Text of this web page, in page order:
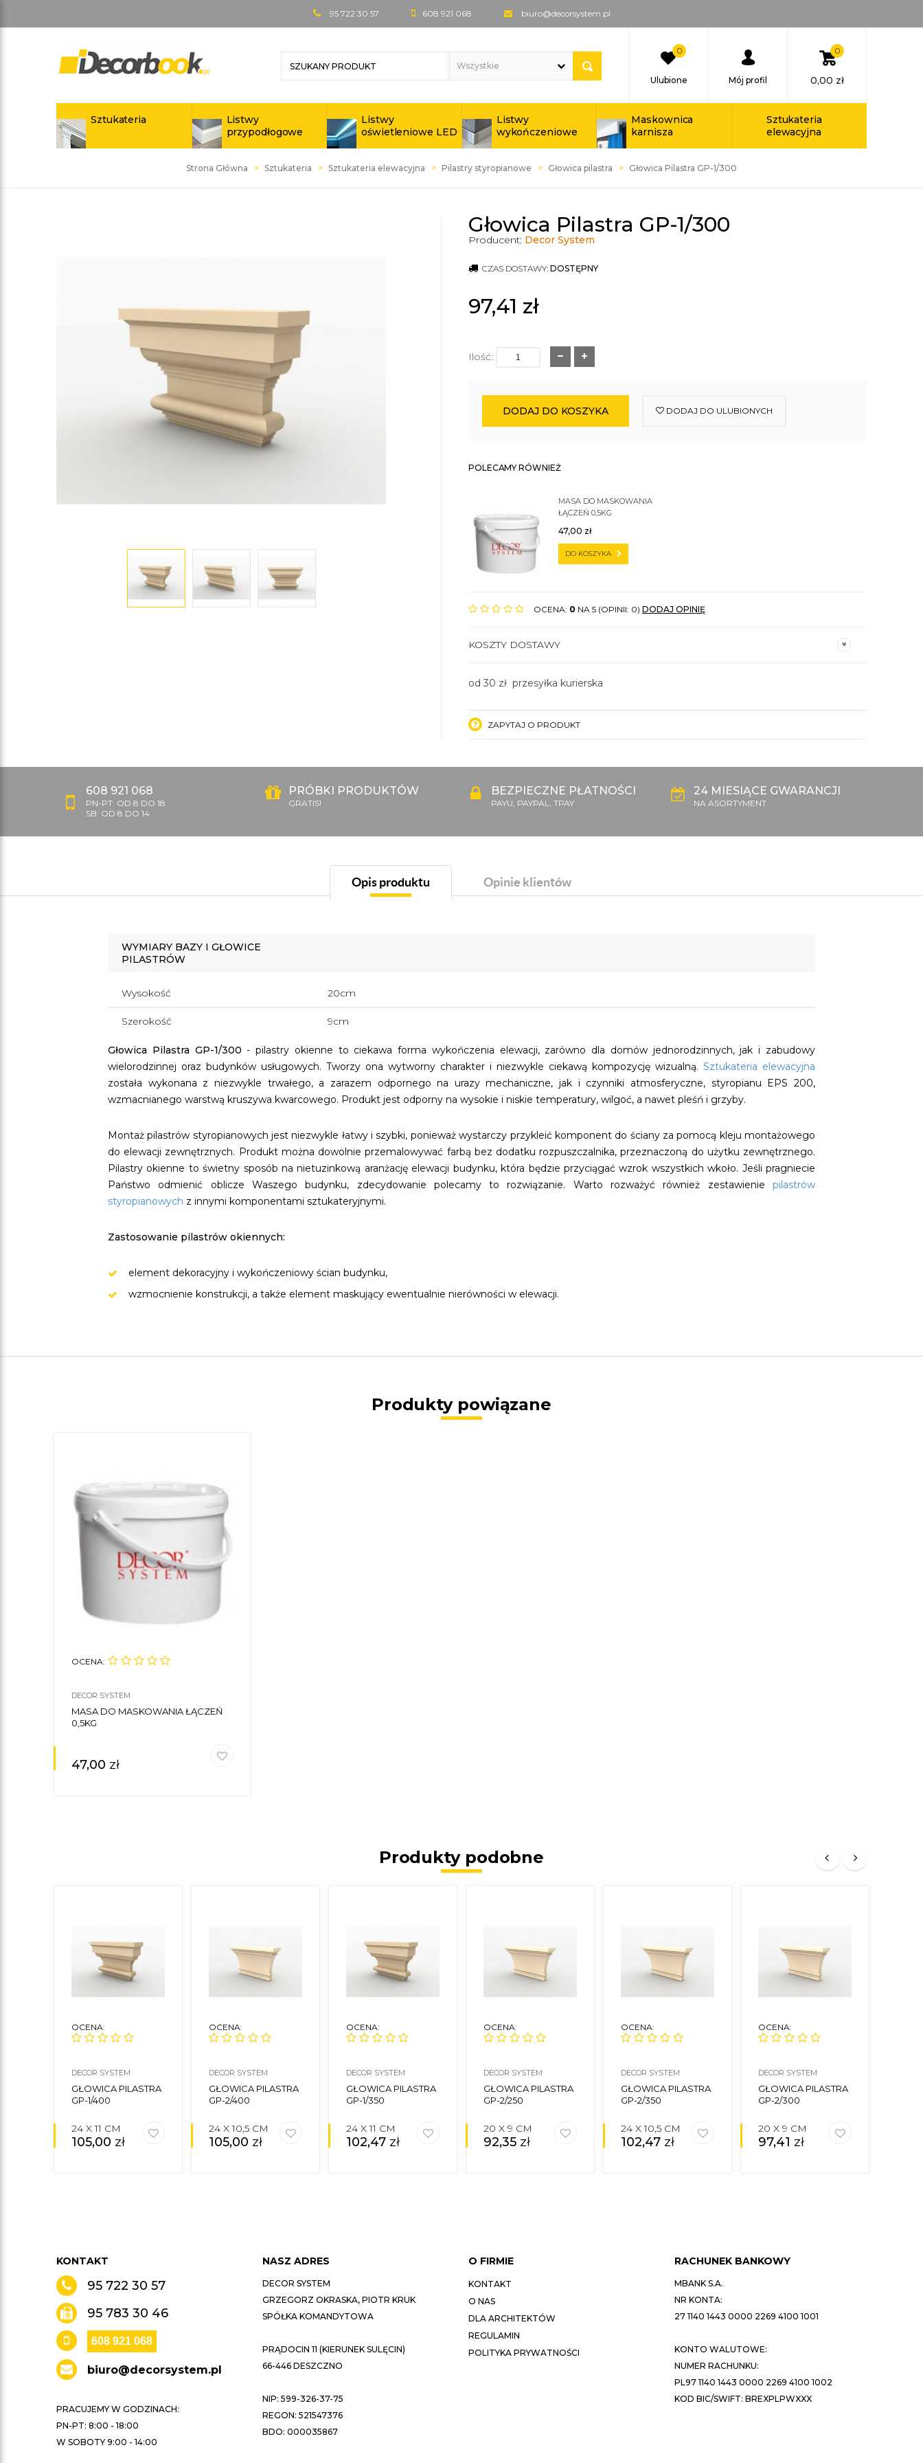
95 722 30 57 608 921 068 biuro@decorsystem.pl
0
Ulubione Mój profil
0
0,00 zł
Sztukateria
Listwy
przypodłogowe
Listwy
oświetleniowe LED
Listwy
wykończeniowe
Maskownica
karnisza
Sztukateria
elewacyjna
Strona Główna Sztukateria Sztukateria elewacyjna Pilastry styropianowe Głowica pilastra Głowica Pilastra GP-1/300
Głowica Pilastra GP-1/300
Producent: Decor System
CZAS DOSTAWY: DOSTĘPNY
97,41 zł
Ilość:
DODAJ DO KOSZYKA DODAJ DO ULUBIONYCH
POLECAMY RÓWNIEŻ
MASA DO MASKOWANIA
ŁĄCZEŃ 0,5KG
47,00 zł
DO KOSZYKA
OCENA: 0 NA 5 (OPINII: 0) DODAJ OPINIĘ
KOSZTY DOSTAWY
od 30 zł przesyłka kurierska
ZAPYTAJ O PRODUKT
608 921 068
PN-PT: OD 8 DO 18
SB: OD 8 DO 14
PRÓBKI PRODUKTÓW
GRATIS!
BEZPIECZNE PŁATNOŚCI
PAYU, PAYPAL, TPAY
24 MIESIĄCE GWARANCJI
NA ASORTYMENT
Opis produktu Opinie klientów
WYMIARY BAZY I GŁOWICE
PILASTRÓW
Wysokość 20cm
Szerokość 9cm
Głowica Pilastra GP-1/300 - pilastry okienne to ciekawa forma wykończenia elewacji, zarówno dla domów jednorodzinnych, jak i zabudowy
wielorodzinnej oraz budynków usługowych. Tworzy ona wytworny charakter i niezwykle ciekawą kompozycję wizualną. Sztukateria elewacyjna
została wykonana z niezwykle trwałego, a zarazem odpornego na urazy mechaniczne, jak i czynniki atmosferyczne, styropianu EPS 200,
wzmacnianego warstwą kruszywa kwarcowego. Produkt jest odporny na wysokie i niskie temperatury, wilgoć, a nawet pleśń i grzyby.
Montaż pilastrów styropianowych jest niezwykle łatwy i szybki, ponieważ wystarczy przykleić komponent do ściany za pomocą kleju montażowego
do elewacji zewnętrznych. Produkt można dowolnie przemalowywać farbą bez dodatku rozpuszczalnika, przeznaczoną do użytku zewnętrznego.
Pilastry okienne to świetny sposób na nietuzinkową aranżację elewacji budynku, która będzie przyciągać wzrok wszystkich wkoło. Jeśli pragniecie
Państwo odmienić oblicze Waszego budynku, zdecydowanie polecamy to rozwiązanie. Warto rozważyć również zestawienie pilastrów
styropianowych z innymi komponentami sztukateryjnymi.
Zastosowanie pilastrów okiennych:
element dekoracyjny i wykończeniowy ścian budynku,
wzmocnienie konstrukcji, a także element maskujący ewentualnie nierówności w elewacji.
Produkty powiązane
OCENA:
DECOR SYSTEM
MASA DO MASKOWANIA ŁĄCZEŃ
0,5KG
47,00 zł
Produkty podobne
OCENA:
DECOR SYSTEM
GŁOWICA PILASTRA
GP-1/400
24 X 11 CM
105,00 zł
OCENA:
DECOR SYSTEM
GŁOWICA PILASTRA
GP-2/400
24 X 10,5 CM
105,00 zł
OCENA:
DECOR SYSTEM
GŁOWICA PILASTRA
GP-1/350
24 X 11 CM
102,47 zł
OCENA:
DECOR SYSTEM
GŁOWICA PILASTRA
GP-2/250
20 X 9 CM
92,35 zł
OCENA:
DECOR SYSTEM
GŁOWICA PILASTRA
GP-2/350
24 X 10,5 CM
102,47 zł
OCENA:
DECOR SYSTEM
GŁOWICA PILASTRA
GP-2/300
20 X 9 CM
97,41 zł
KONTAKT
95 722 30 57
95 783 30 46
608 921 068
biuro@decorsystem.pl
PRACUJEMY W GODZINACH:
PN-PT: 8:00 - 18:00
W SOBOTY 9:00 - 14:00
NASZ ADRES
DECOR SYSTEM
GRZEGORZ OKRASKA, PIOTR KRUK
SPÓŁKA KOMANDYTOWA
PRĄDOCIN 11 (KIERUNEK SULĘCIN)
66-446 DESZCZNO
NIP: 599-326-37-75
REGON: 521547376
BDO: 000035867
O FIRMIE
KONTAKT
O NAS
DLA ARCHITEKTÓW
REGULAMIN
POLITYKA PRYWATNOŚCI
RACHUNEK BANKOWY
MBANK S.A.
NR KONTA:
27 1140 1443 0000 2269 4100 1001
KONTO WALUTOWE:
NUMER RACHUNKU:
PL97 1140 1443 0000 2269 4100 1002
KOD BIC/SWIFT: BREXPLPWXXX